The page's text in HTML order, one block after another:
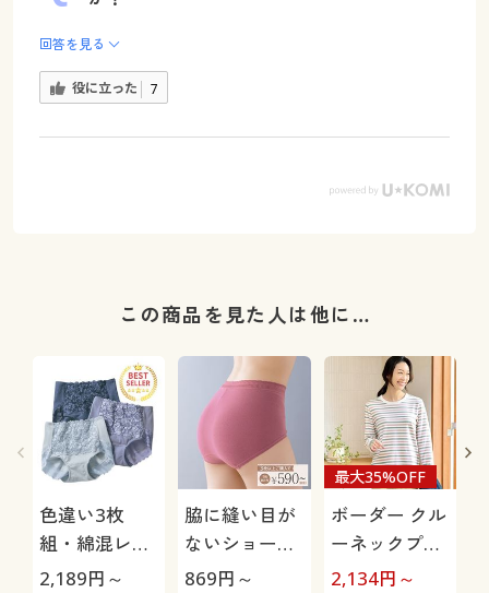
回答を見る
役に立った 7
この商品を見た人は他に…
色違い3枚
組・綿混レー
シィショーツ
2,189円～
脇に縫い目が
ないショーツ
(デイリーヒッ
869円～
ボーダー クル
ーネックプル
オーバー(長
最大35%OFF
2,134円～